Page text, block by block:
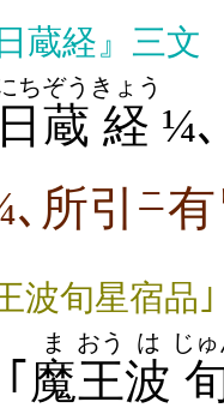
日蔵経』三文
日蔵
ちぞう
経
きょう
¼
所引 ニ有
波旬星宿品｣
｢魔
ま
王
おう
波
は じ